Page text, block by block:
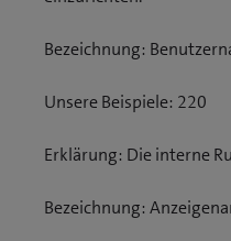
Bezeichnung:
Unsere Beispiele: 220
Erklärung: Die interne
Bezeichnung: